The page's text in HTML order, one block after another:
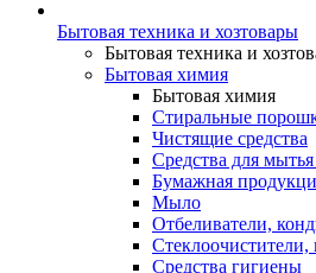
Бытовая техника и хозтовары
Бытовая техника и
Бытовая химия
Бытовая химия
Стиральные
Чистящие средства
Средства для
Бумажная
Мыло
Отбеливатели,
Стеклоочистители,
Средства гигиены